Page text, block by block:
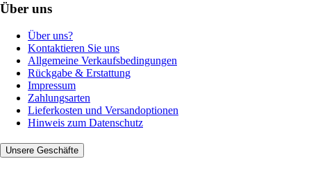
Über uns
Über uns?
Kontaktieren Sie uns
Allgemeine Verkaufsbedingungen
Rückgabe & Erstattung
Impressum
Zahlungsarten
Lieferkosten und Versandoptionen
Hinweis zum Datenschutz
Unsere Geschäfte